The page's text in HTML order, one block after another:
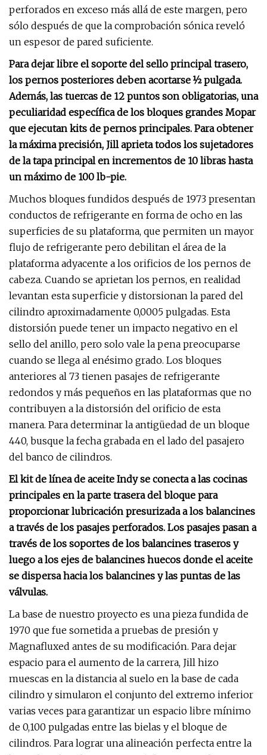
perforados en exceso más allá de este margen, pero
sólo después de que la comprobación sónica reveló
un espesor de pared suficiente.
Para dejar libre el soporte del sello principal trasero,
los pernos posteriores deben acortarse ½ pulgada.
Además, las tuercas de 12 puntos son obligatorias, una
peculiaridad específica de los bloques grandes Mopar
que ejecutan kits de pernos principales. Para obtener
la máxima precisión, Jill aprieta todos los sujetadores
de la tapa principal en incrementos de 10 libras hasta
un máximo de 100 lb-pie.
Muchos bloques fundidos después de 1973 presentan
conductos de refrigerante en forma de ocho en las
superficies de su plataforma, que permiten un mayor
flujo de refrigerante pero debilitan el área de la
plataforma adyacente a los orificios de los pernos de
cabeza. Cuando se aprietan los pernos, en realidad
levantan esta superficie y distorsionan la pared del
cilindro aproximadamente 0,0005 pulgadas. Esta
distorsión puede tener un impacto negativo en el
sello del anillo, pero solo vale la pena preocuparse
cuando se llega al enésimo grado. Los bloques
anteriores al 73 tienen pasajes de refrigerante
redondos y más pequeños en las plataformas que no
contribuyen a la distorsión del orificio de esta
manera. Para determinar la antigüedad de un bloque
440, busque la fecha grabada en el lado del pasajero
del banco de cilindros.
El kit de línea de aceite Indy se conecta a las cocinas
principales en la parte trasera del bloque para
proporcionar lubricación presurizada a los balancines
a través de los pasajes perforados. Los pasajes pasan a
través de los soportes de los balancines traseros y
luego a los ejes de balancines huecos donde el aceite
se dispersa hacia los balancines y las puntas de las
válvulas.
La base de nuestro proyecto es una pieza fundida de
1970 que fue sometida a pruebas de presión y
Magnafluxed antes de su modificación. Para dejar
espacio para el aumento de la carrera, Jill hizo
muescas en la distancia al suelo en la base de cada
cilindro y simularon el conjunto del extremo inferior
varias veces para garantizar un espacio libre mínimo
de 0,100 pulgadas entre las bielas y el bloque de
cilindros. Para lograr una alineación perfecta entre la